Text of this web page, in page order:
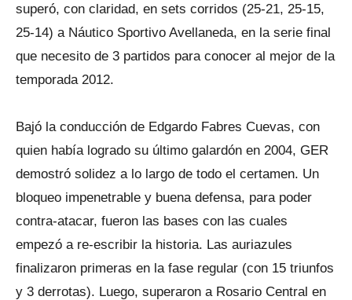
superó, con claridad, en sets corridos (25-21, 25-15,
25-14) a Náutico Sportivo Avellaneda, en la serie final
que necesito de 3 partidos para conocer al mejor de la
temporada 2012.
Bajó la conducción de Edgardo Fabres Cuevas, con
quien había logrado su último galardón en 2004, GER
demostró solidez a lo largo de todo el certamen. Un
bloqueo impenetrable y buena defensa, para poder
contra-atacar, fueron las bases con las cuales
empezó a re-escribir la historia. Las auriazules
finalizaron primeras en la fase regular (con 15 triunfos
y 3 derrotas). Luego, superaron a Rosario Central en